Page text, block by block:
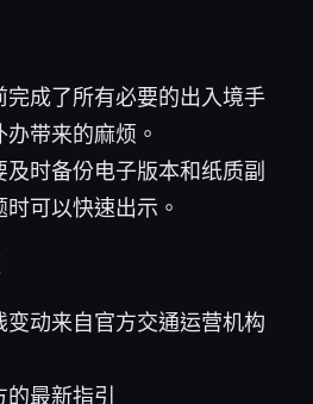
完成了所有必要的出入境手
带来的麻烦。
时备份电子版本和纸质副
可以快速出示。
变动来自官方交通运营机构
最新指引